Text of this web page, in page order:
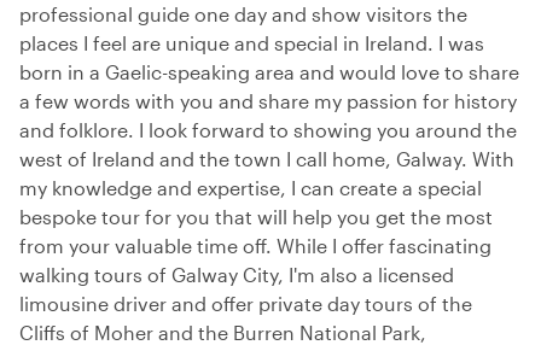
professional guide one day and show visitors the
places I feel are unique and special in Ireland. I was
born in a Gaelic-speaking area and would love to share
a few words with you and share my passion for history
and folklore. I look forward to showing you around the
west of Ireland and the town I call home, Galway. With
my knowledge and expertise, I can create a special
bespoke tour for you that will help you get the most
from your valuable time off. While I offer fascinating
walking tours of Galway City, I'm also a licensed
limousine driver and offer private day tours of the
Cliffs of Moher and the Burren National Park,